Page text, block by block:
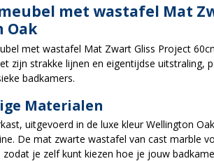
met wastafel Mat
Oak
met wastafel Mat Zwart Gliss Project
zijn strakke lijnen en eigentijdse uitstraling,
badkamers.
Materialen
uitgevoerd in de luxe kleur Wellington
De mat zwarte wastafel van cast marble
zodat je zelf kunt kiezen hoe je jouw